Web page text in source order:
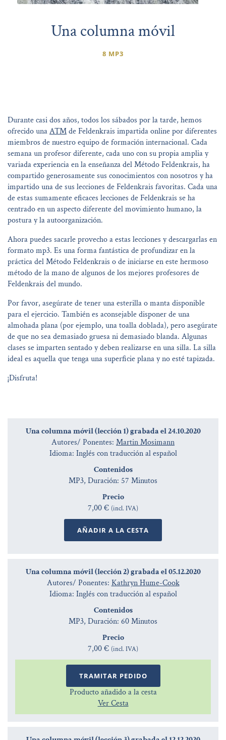
Una columna móvil
8 MP3
Durante casi dos años, todos los sábados por la tarde, hemos
ofrecido unaATMde Feldenkrais impartida online por diferentes
miembros de nuestro equipo de formación internacional. Cada
semana un profesor diferente, cada uno con su propia amplia y
variada experiencia en la enseñanza del Método Feldenkrais, ha
compartido generosamente sus conocimientos con nosotros y ha
impartido una de sus lecciones de Feldenkrais favoritas. Cada una
de estas sumamente eficaces lecciones de Feldenkrais se ha
centrado en un aspecto diferente del movimiento humano, la
postura y la autoorganización.
Ahora puedes sacarle provecho a estas lecciones y descargarlas en
formato mp3. Es una forma fantástica de profundizar en la
práctica del Método Feldenkrais o de iniciarse en este hermoso
método de la mano de algunos de los mejores profesores de
Feldenkrais del mundo.
Por favor, asegúrate de tener una esterilla o manta disponible
para el ejercicio. También es aconsejable disponer de una
almohada plana (por ejemplo, una toalla doblada), pero asegúrate
de que no sea demasiado gruesa ni demasiado blanda. Algunas
clases se imparten sentado y deben realizarse en una silla. La silla
ideal es aquella que tenga una superficie plana y no esté tapizada.
¡Disfruta!
Una columna móvil (lección 1) grabada el 24.10.2020
Autores/ Ponentes: Martin Mosimann
Idioma: Inglés con traducción al español
Contenidos
MP3, Duración: 57 Minutos
Precio
7,00 € (incl. IVA)
AÑADIR A LA CESTA
Una columna móvil (lección 2) grabada el 05.12.2020
Autores/ Ponentes: Kathryn Hume-Cook
Idioma: Inglés con traducción al español
Contenidos
MP3, Duración: 60 Minutos
Precio
7,00 € (incl. IVA)
TRAMITAR PEDIDO
Producto añadido a la cesta
Ver Cesta